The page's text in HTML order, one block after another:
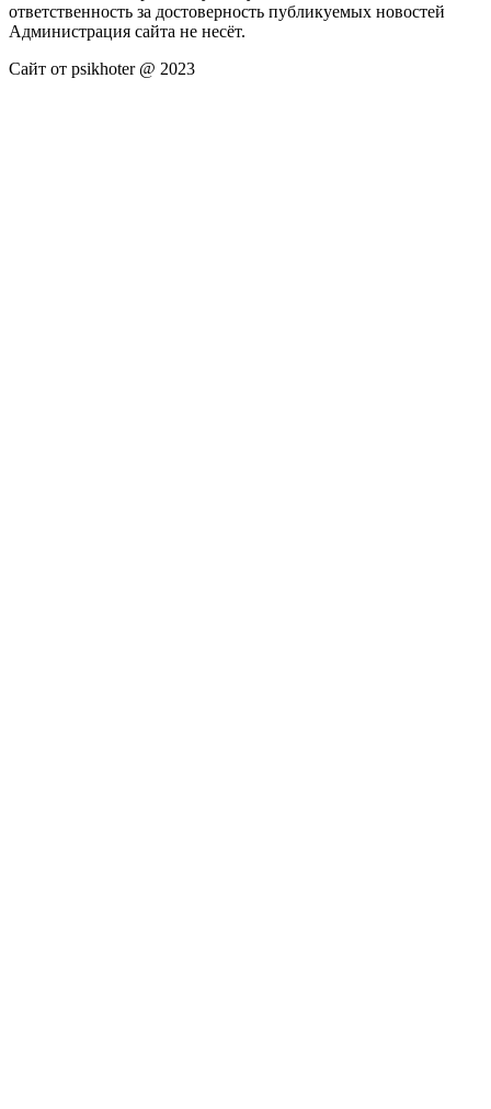
ответственность за достоверность публикуемых новостей
Администрация сайта не несёт.
Сайт от psikhoter @ 2023